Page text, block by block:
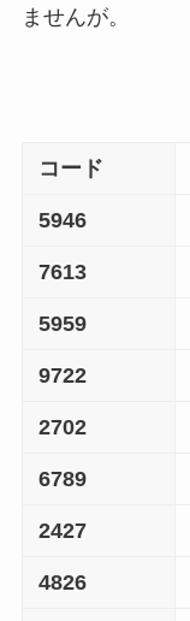
ませんが。
コード
5946
7613
5959
9722
2702
6789
2427
4826